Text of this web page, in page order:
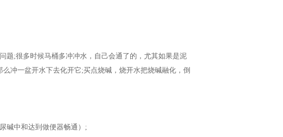
题;很多时候马桶多冲冲水，自己会通了的，尤其如果是泥
冲一盆开水下去化开它;买点烧碱，烧开水把烧碱融化，倒
碱中和达到做便器畅通）;